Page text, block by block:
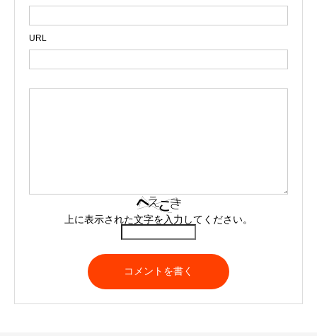
URL
上に表示された文字を入力してください。